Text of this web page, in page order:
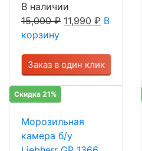
В наличии
15,000₽ 11,990 ₽ В
корзину
Заказ в один клик
Скидка 21%
Морозильная
камера б/у